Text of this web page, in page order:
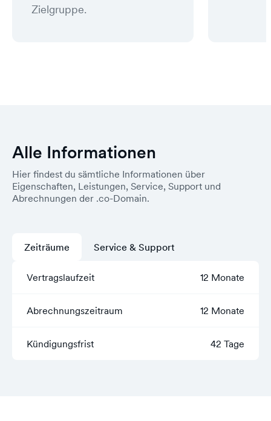
Zielgruppe.
Alle Informationen
Hier findest du sämtliche Informationen über
Eigenschaften, Leistungen, Service, Support und
Abrechnungen der .co-Domain.
Zeiträume
Vertragslaufzeit 12 Monate
Abrechnungszeitraum 12 Monate
Kündigungsfrist 42 Tage
Service & Support